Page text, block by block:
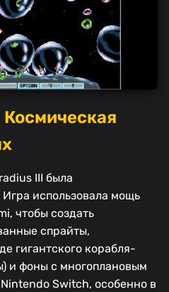
III была
использовала мощь
чтобы создать
спрайты,
гигантского корабля-
и фоны с многоплановым
Switch, особенно в